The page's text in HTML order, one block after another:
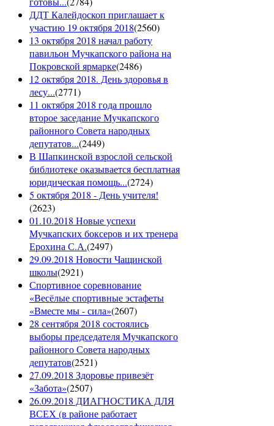
ДДТ Калейдоскоп приглашает к
участию 19 октября 2018(2560)
13 октября 2018 начал работу
павильон Мучкапского района на
Покровской ярмарке(2486)
12 октября 2018. День здоровья в
лесу...(2771)
11 октября 2018 года прошло
второе заседание Мучкапского
районного Совета народных
депутатов...(2449)
В Шапкинской взрослой сельской
библиотеке оказывается бесплатная
юридическая помощь...(2724)
5 октября 2018 - День учителя!
(2623)
01.10.2018 Новые успехи
Мучкапских боксеров и их тренера
Ерохина С.А.(2497)
29.09.2018 Новости Чащинской
школы(2921)
Спортивное соревнование
«Весёлые спортивные эстафеты
«Вместе мы - сила»(2607)
28 сентября 2018 состоялись
выборы председателя Мучкапского
районного Совета народных
депутатов(2521)
27.09.2018 Здоровье привезёт
«Забота»(2507)
26.09.2018 ДИАГНОСТИКА ДЛЯ
ВСЕХ (в районе работает